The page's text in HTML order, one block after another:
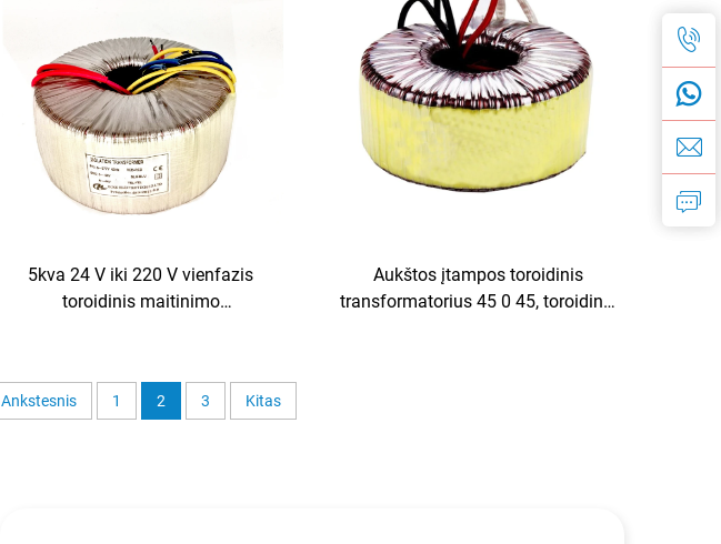
vamzdiniam stiprintuvui
5kva 24 V iki 220 V vienfazis
toroidinis maitinimo
Hz dažnis
Aukštos įtampos toroidinis
transformatorius 45 0 45, toroidinis
Ankstesnis 1 2 3 Kitas